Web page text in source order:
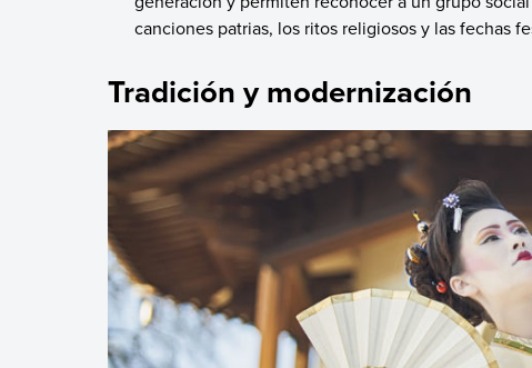
canciones patrias, los ritos religiosos y las fechas
Tradición y modernización